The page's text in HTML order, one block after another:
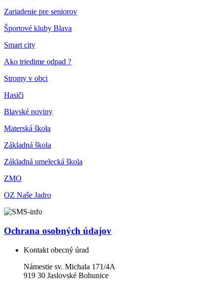
Zariadenie pre seniorov
Športové kluby Blava
Smart city
Ako triedime odpad ?
Stromy v obci
Hasiči
Blavské noviny
Materská škola
Základná škola
Základná umelecká škola
ZMO
OZ Naše Jadro
Ochrana osobných údajov
Kontakt obecný úrad
Námestie sv. Michala 171/4A
919 30 Jaslovské Bohunice